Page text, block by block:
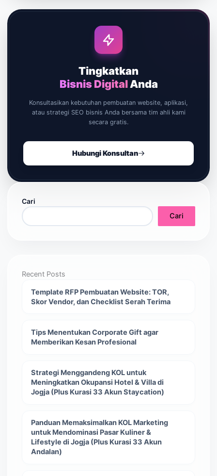
Tingkatkan
Bisnis DigitalAnda
Konsultasikan kebutuhan pembuatan website, aplikasi,
atau strategi SEO bisnis Anda bersama tim ahli kami
secara gratis.
Hubungi Konsultan
Cari
Cari
Recent Posts
Template RFP Pembuatan Website: TOR,
Skor Vendor, dan Checklist Serah Terima
Tips Menentukan Corporate Gift agar
Memberikan Kesan Profesional
Strategi Menggandeng KOL untuk
Meningkatkan Okupansi Hotel & Villa di
Jogja (Plus Kurasi 33 Akun Staycation)
Panduan Memaksimalkan KOL Marketing
untuk Mendominasi Pasar Kuliner &
Lifestyle di Jogja (Plus Kurasi 33 Akun
Andalan)